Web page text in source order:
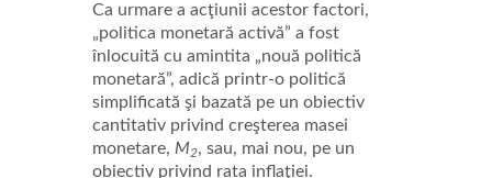
Ca urmare a acţiunii acestor factori,
„politica monetară activă” a fost
înlocuită cu amintita „nouă politică
monetară”, adică printr-o politică
simplificată şi bazată pe un obiectiv
cantitativ privind creşterea masei
monetare, M2, sau, mai nou, pe un
obiectiv privind rata inflaţiei.